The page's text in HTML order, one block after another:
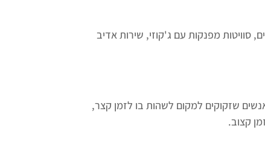
סוויטות מפנקות עם ג'קוזי, שירות אדיב
שזקוקים למקום לשהות בו לזמן קצר,
קצוב.